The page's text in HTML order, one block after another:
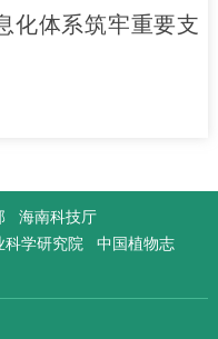
化体系筑牢重要支
海南科技厅
科学研究院
中国植物志